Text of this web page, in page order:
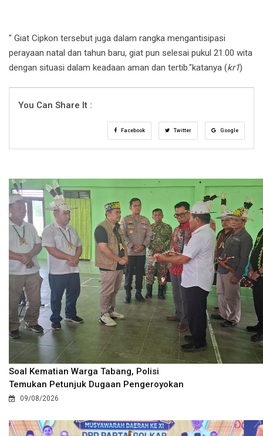
" Giat Cipkon tersebut juga dalam rangka mengantisipasi
perayaan natal dan tahun baru, giat pun selesai pukul 21.00 wita
dengan situasi dalam keadaan aman dan tertib."katanya (kr1)
You Can Share It :
Facebook Twitter Google
Soal Kematian Warga Tabang, Polisi
Temukan Petunjuk Dugaan Pengeroyokan
09/08/2026